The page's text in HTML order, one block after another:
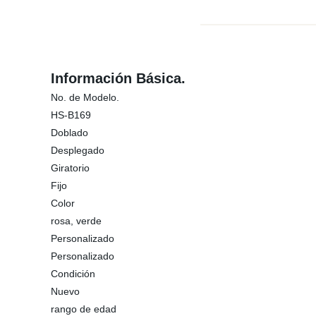
Información Básica.
No. de Modelo.
HS-B169
Doblado
Desplegado
Giratorio
Fijo
Color
rosa, verde
Personalizado
Personalizado
Condición
Nuevo
rango de edad